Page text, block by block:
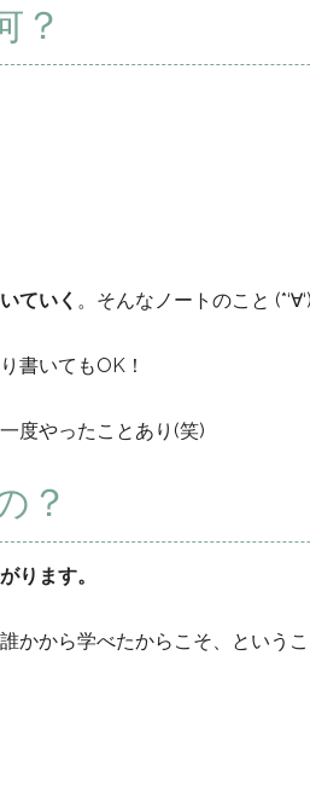
？
ていく 。そんなノートのこと
書いてもOK！
度やったことあり(笑)
？
ります。
かから学べたからこそ、という